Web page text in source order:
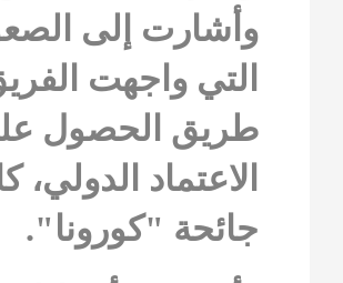
وأشارت إلى
التي واجهت
طريق الحصول
الاعتماد الدولي،
جائحة "كورونا".